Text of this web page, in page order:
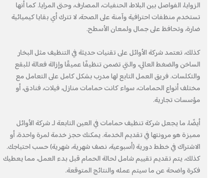
الزوايا، الفواصل بين البلاط، الحنفيات، المصارف، وحتى المرايا. كما أنها
تستخدم منظفات احترافية وآمنة على الصحة، لا تترك أي بقايا كيميائية
ضارة، وتحافظ على جمال ولمعان الأسطح.
كذلك، تعتمد شركة الأوائل على تقنيات حديثة في التنظيف مثل البخار
الساخن والضغط العالي، والتي تضمن تنظيفًا عميقًا وإزالة فعالة للبقع
والتكلسات. فريق العمل التابع لها مدرب بشكل كامل على التعامل مع
مختلف أنواع الحمامات، سواء كانت حمامات منازل، فيلات، فنادق، أو
مؤسسات تجارية.
أيضًا، ما يجعل شركة تنظيف حمامات في العين التابعة لـ شركة الأوائل
مميزة هو مرونتها في تقديم الخدمة. يمكنك حجز خدمة لمرة واحدة، أو
الاشتراك في خطط دورية (أسبوعية، نصف شهرية، شهرية) حسب احتياجك.
كذلك، يتم تقديم تقييم شامل لحالة الحمام قبل بدء العمل، مما يعطيك
فكرة واضحة عن ما سيتم عمله والنتائج المتوقعة.